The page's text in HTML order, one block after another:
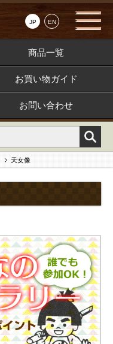
JP EN
商品一覧
お買い物ガイド
お問い合わせ
天女像